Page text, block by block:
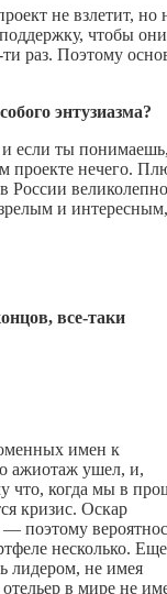
не взлетит, но
чтобы они
раз. Поэтому
энтузиазма?
и если ты
проекте нечего.
России
и интересным,
все-таки
имен к
ажиотаж ушел, и,
что, когда мы в
кризис. Оскар
поэтому
несколько. Еще
лидером, не имея
в мире не